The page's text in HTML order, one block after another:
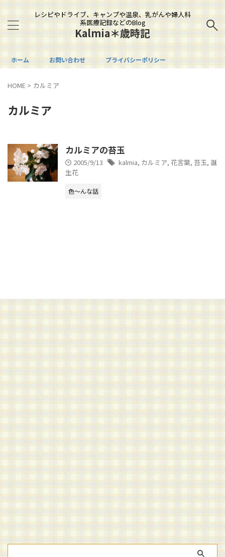
レシピやドライブ、キャンプや温泉、乳がんや婦人科
系医療記録などのBlog
Kalmia＊歳時記
ホーム お問い合わせ プライバシーポリシー
HOME > カルミア
カルミア
カルミアの苔玉
2005/9/13 kalmia, カルミア, 花言葉, 苔玉, 誕
生花
色～んな話